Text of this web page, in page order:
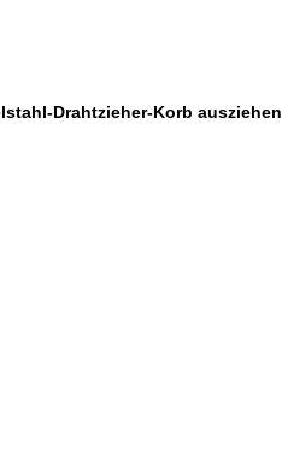
Drahtzieher-Korb ausziehen